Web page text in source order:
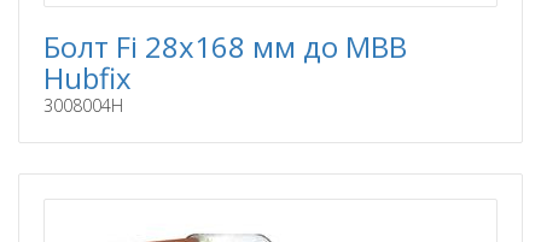
Болт Fi 28x168 мм до MBB
Hubfix
3008004H